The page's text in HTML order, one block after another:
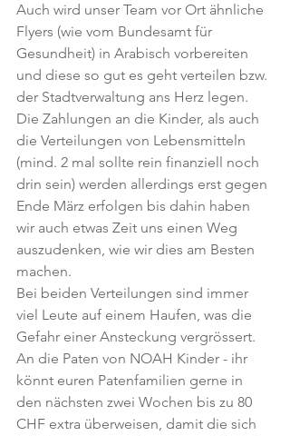
Auch wird unser Team vor Ort ähnliche
Flyers (wie vom Bundesamt für
Gesundheit) in Arabisch vorbereiten
und diese so gut es geht verteilen bzw.
der Stadtverwaltung ans Herz legen.
Die Zahlungen an die Kinder, als auch
die Verteilungen von Lebensmitteln
(mind. 2 mal sollte rein finanziell noch
drin sein) werden allerdings erst gegen
Ende März erfolgen bis dahin haben
wir auch etwas Zeit uns einen Weg
auszudenken, wie wir dies am Besten
machen.
Bei beiden Verteilungen sind immer
viel Leute auf einem Haufen, was die
Gefahr einer Ansteckung vergrössert.
An die Paten von NOAH Kinder - ihr
könnt euren Patenfamilien gerne in
den nächsten zwei Wochen bis zu 80
CHF extra überweisen, damit die sich